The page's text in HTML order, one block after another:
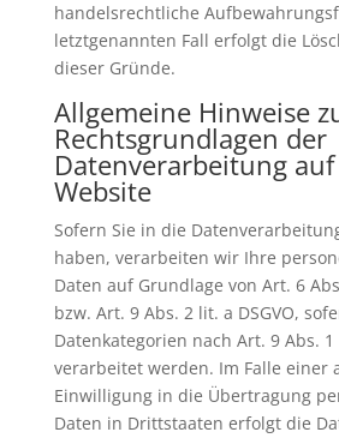
handelsrechtliche
letztgenannten Fall erfolgt die
dieser Gründe.
Allgemeine Hinweise
Rechtsgrundlagen der
Datenverarbeitung
Website
Sofern Sie in die
haben, verarbeiten wir Ihre
Daten auf Grundlage von Art. 6
bzw. Art. 9 Abs. 2 lit. a DSGVO,
Datenkategorien nach Art. 9 Abs. 1
verarbeitet werden. Im Falle einer
Einwilligung in die Übertragung
Daten in Drittstaaten erfolgt die